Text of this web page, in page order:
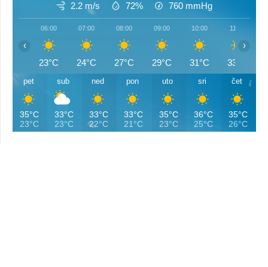
2.2 m/s 72% 760 mmHg
06:00
23°C
07:00
24°C
08:00
27°C
09:00
29°C
10:00
31°C
11:00
33°C
‹ ›
pet
35°C
23°C
sub
33°C
23°C
ned
33°C
22°C
pon
33°C
21°C
uto
35°C
23°C
sri
36°C
25°C
čet
35°C
26°C